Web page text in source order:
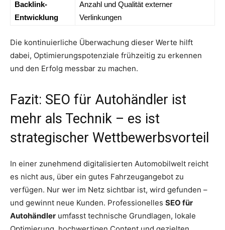
Backlink-
Entwicklung
Anzahl und Qualität externer
Verlinkungen
Die kontinuierliche Überwachung dieser Werte hilft
dabei, Optimierungspotenziale frühzeitig zu erkennen
und den Erfolg messbar zu machen.
Fazit: SEO für Autohändler ist
mehr als Technik – es ist
strategischer Wettbewerbsvorteil
In einer zunehmend digitalisierten Automobilwelt reicht
es nicht aus, über ein gutes Fahrzeugangebot zu
verfügen. Nur wer im Netz sichtbar ist, wird gefunden –
und gewinnt neue Kunden. Professionelles SEO für
Autohändler umfasst technische Grundlagen, lokale